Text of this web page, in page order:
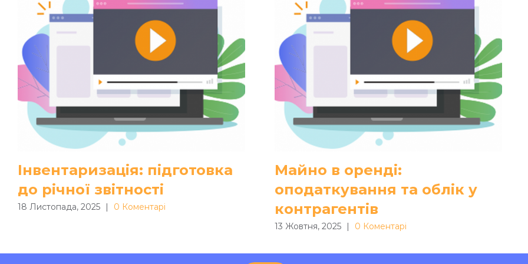
Інвентаризація: підготовка
до річної звітності
18 Листопада, 2025 | 0 Коментарі
Майно в оренді:
оподаткування та облік у
контрагентів
13 Жовтня, 2025 | 0 Коментарі